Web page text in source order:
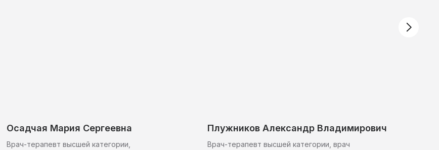
Осадчая Мария Сергеевна
Врач-терапевт высшей категории,
Плужников Александр Владимирович
Врач-терапевт высшей категории, врач